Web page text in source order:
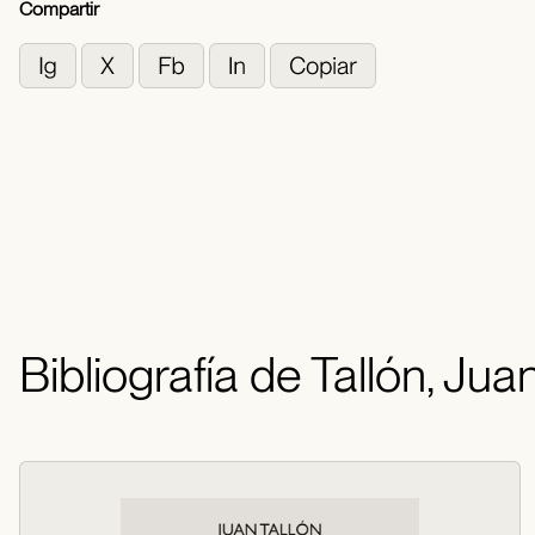
Compartir
Bibliografía de Tallón,